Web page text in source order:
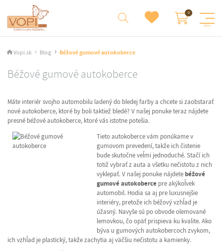
Vopi.sk Blog Béžové gumové autokoberce
Béžové gumové autokoberce
Máte interiér svojho automobilu ladený do bledej farby a chcete si zaobstarať
nové autokoberce, ktoré by boli taktiež bledé? V našej ponuke teraz nájdete
presné béžové autokoberce, ktoré vás istotne potešia.
Tieto autokoberce vám ponúkame v
gumovom prevedení, takže ich čistenie
bude skutočne veľmi jednoduché. Stačí ich
totiž vybrať z auta a všetku nečistotu z nich
vyklepať. V našej ponuke nájdetebéžové
gumové autokoberce pre akýkoľvek
automobil. Hodia sa aj pre luxusnejšie
interiéry, pretože ich béžový vzhľad je
úžasný. Navyše sú po obvode olemované
lemovkou, čo opäť prispieva ku kvalite. Ako
býva u gumových autokobercoch zvykom,
ich vzhľad je plastický, takže zachytia aj väčšiu nečistotu a kamienky.